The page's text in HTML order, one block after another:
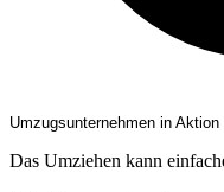
Umzugsunternehmen in Aktion
Das Umziehen kann